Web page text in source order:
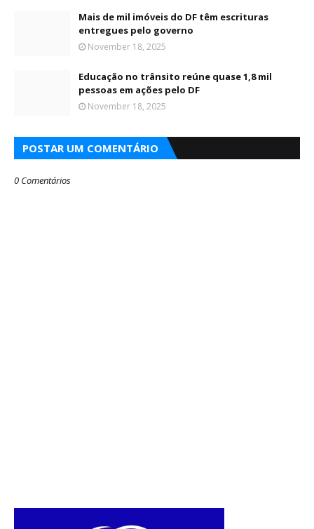
Mais de mil imóveis do DF têm escrituras
entregues pelo governo
November 18, 2025
Educação no trânsito reúne quase 1,8 mil
pessoas em ações pelo DF
November 18, 2025
POSTAR UM COMENTÁRIO
0 Comentários